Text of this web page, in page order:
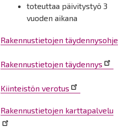
toteuttaa päivitystyö 3
vuoden aikana
Rakennustietojen täydennysohje
Rakennustietojen täydennys
Kiinteistön verotus
Rakennustietojen karttapalvelu